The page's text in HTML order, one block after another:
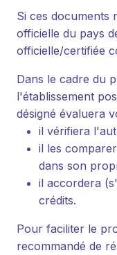
Si ces documents
officielle du pays
officielle/certifiée
Dans le cadre du
l'établissement
désigné évaluera
il vérifiera
il les
dans son
il accordera
crédits.
Pour faciliter le
recommandé de